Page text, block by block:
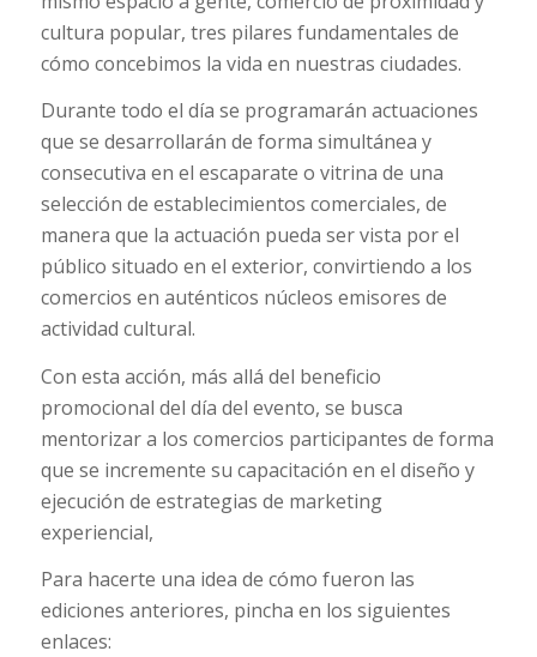
cultura popular, tres pilares fundamentales de
cómo concebimos la vida en nuestras ciudades.
Durante todo el día se programarán actuaciones
que se desarrollarán de forma simultánea y
consecutiva en el escaparate o vitrina de una
selección de establecimientos comerciales, de
manera que la actuación pueda ser vista por el
público situado en el exterior, convirtiendo a los
comercios en auténticos núcleos emisores de
actividad cultural.
Con esta acción, más allá del beneficio
promocional del día del evento, se busca
mentorizar a los comercios participantes de forma
que se incremente su capacitación en el diseño y
ejecución de estrategias de marketing
experiencial,
Para hacerte una idea de cómo fueron las
ediciones anteriores, pincha en los siguientes
enlaces: